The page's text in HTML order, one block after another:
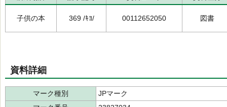
子供の本 369 /ｷﾖ/ 00112652050 図書
資料詳細
マーク種別
JPマーク